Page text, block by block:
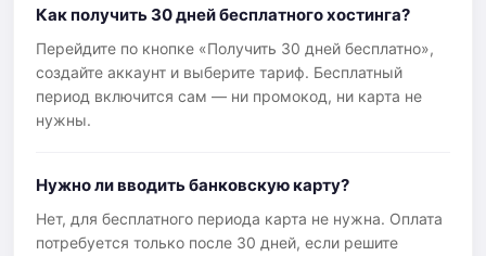
Как получить 30 дней бесплатного хостинга?
Перейдите по кнопке «Получить 30 дней бесплатно»,
создайте аккаунт и выберите тариф. Бесплатный
период включится сам — ни промокод, ни карта не
нужны.
Нужно ли вводить банковскую карту?
Нет, для бесплатного периода карта не нужна. Оплата
потребуется только после 30 дней, если решите